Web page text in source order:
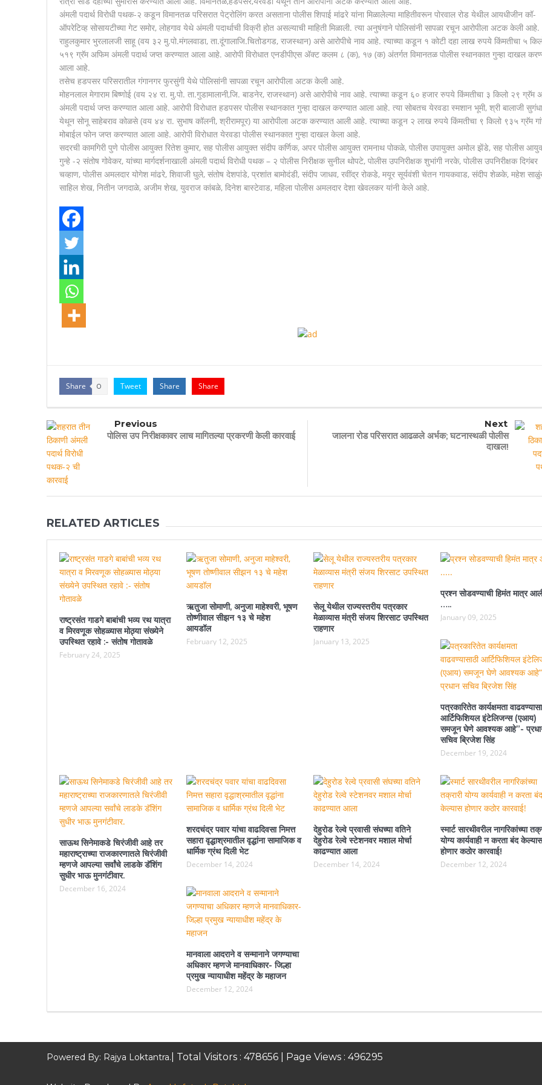
अंमली पदार्थ विरोधी पथक-२ कडून विमानतळ परिसरात पेट्रोलिंग करत असताना पोलीस शिपाई मांढरे यांना मिळालेल्या माहितीवरून पोरवाल रोड येथील आयधीजीन कॉ-
ऑपरेटिव्ह सोसायटीच्या गेट समोर, लोहगाव येथे अंमली पदार्थाची विक्री होत असल्याची माहिती मिळाली. त्या अनुषंगाने पोलिसांनी सापळा रचून आरोपीला अटक केली आहे.
राहुलकुमार भुरलालजी साहू (वय ३२ मु.पो.मंगलवाडा, ता.दूंगालाजि.चितोडगड, राजस्थान) असे आरोपीचे नाव आहे. त्याच्या कडून १ कोटी दहा लाख रुपये किंमतीचा ५
५१९ ग्रॅम अफिम अंमली पदार्थ जप्त करण्यात आला आहे. आरोपी विरोधात एनडीपीएस अ‍ॅक्ट कलम ८ (क), १७ (क) अंतर्गत विमानतळ पोलीस स्थानकात गुन्हा दाखल
आला आहे.
तसेच हडपसर परिसरातील गंगानगर फुरसुंगी येथे पोलिसांनी सापळा रचून आरोपीला अटक केली आहे.
मोहनलाल मेगाराम बिष्णोई (वय २४ रा. मु.पो. ता.गुडामालानी,जि. बाडनेर, राजस्थान) असे आरोपीचे नाव आहे. त्याच्या कडून ६० हजार रुपये किंमतीचा ३ किलो २९ ग्रॅम
अंमली पदार्थ जप्त करण्यात आला आहे. आरोपी विरोधात हडपसर पोलीस स्थानकात गुन्हा दाखल करण्यात आला आहे. त्या सोबतच येरवडा स्मशान भूमी, श्री बालाजी
येथून सोनू साहेबराव कोळसे (वय ४४ रा. सुभाष कॉलनी, श्रीरामपूर) या आरोपीला अटक करण्यात आली आहे. त्याच्या कडून २ लाख रुपये किंमतीचा ९ किलो ९३५ ग्रॅम
मोबाईल फोन जप्त करण्यात आला आहे. आरोपी विरोधात येरवडा पोलीस स्थानकात गुन्हा दाखल केला आहे.
सदरची कामगिरी पुणे पोलीस आयुक्त रितेश कुमार, सह पोलीस आयुक्त संदीप कर्णिक, अपर पोलीस आयुक्त रामनाथ पोकळे, पोलीस उपायुक्त अमोल झेंडे, सह पोलीस
गुन्हे -२ संतोष गोवेकर, यांच्या मार्गदर्शनाखाली अंमली पदार्थ विरोधी पथक – २ पोलीस निरीक्षक सुनील थोपटे, पोलीस उपनिरीक्षक शुभांगी नरके, पोलीस उपनिरीक्षक दिगंबर
चव्हाण, पोलीस अमलदार योगेश मांढरे, शिवाजी घुले, संतोष देशपांडे, प्रशांत बामोदंडी, संदीप जाधव, रवींद्र रोकडे, मयूर सूर्यवंशी चेतन गायकवाड, संदीप शेळके, महेश
साहिल शेख, नितीन जगदाळे, अजीम शेख, युवराज कांबळे, दिनेश बास्टेवाड, महिला पोलीस अमलदार देशा खेवलकर यांनी केले आहे.
Share 0 Tweet Share Share
Previous
पोलिस उप निरीक्षकावर लाच मागितल्या प्रकरणी केली कारवाई
Next
जालना रोड परिसरात आढळले अर्भक; घटनास्थळी पोलीस
दाखल!
RELATED ARTICLES
राष्ट्रसंत गाडगे बाबांची भव्य रथ यात्रा
व मिरवणूक सोहळ्यास मोठ्या संख्येने
उपस्थित रहावे :- संतोष गोतावळे
February 24, 2025
ऋतुजा सोमाणी, अनुजा माहेश्वरी, भूषण
तोष्णीवाल सीझन १३ चे महेश
आयडॉल
February 12, 2025
सेलू येथील राज्यस्तरीय पत्रकार
मेळाव्यास मंत्री संजय शिरसाट उपस्थित
राहणार
January 13, 2025
प्रश्न सोडवण्याची हिमंत मात्र
…..
January 09, 2025
पत्रकारितेत कार्यक्षमता
आर्टिफिशियल इंटेलिजन्स (एआय)
समजून घेणे आवश्यक आहे”-
सचिव ब्रिजेश सिंह
December 19, 2024
साऊथ सिनेमाकडे चिरंजीवी आहे तर
महाराष्ट्राच्या राजकारणातले चिरंजीवी
म्हणजे आपल्या सर्वांचे लाडके डॅशिंग
सुधीर भाऊ मुनगंटीवार.
December 16, 2024
शरदचंद्र पवार यांचा वाढदिवसा निमत्त
सहारा वृद्धाश्रमातील वृद्धांना सामाजिक व
धार्मिक ग्रंथ दिली भेट
December 14, 2024
देहुरोड रेल्वे प्रवासी संघच्या वतिने
देहुरोड रेल्वे स्टेशनवर मशाल मोर्चा
काढण्यात आला
December 14, 2024
स्मार्ट सारथीवरील नागरिकांच्या
योग्य कार्यवाही न करता बंद केल्यास
होणार कठोर कारवाई!
December 12, 2024
मानवाला आदराने व सन्मानाने जगण्याचा
अधिकार म्हणजे मानवाधिकार- जिल्हा
प्रमुख न्यायाधीश महेंद्र के महाजन
December 12, 2024
Powered By: Rajya Loktantra. | Total Visitors : 478656| Page Views : 496295